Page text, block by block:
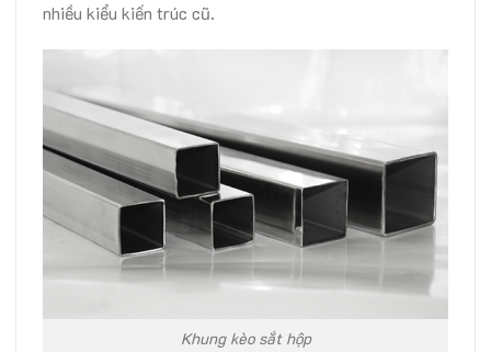
nhiều kiểu kiến trúc cũ.
Khung kèo sắt hộp